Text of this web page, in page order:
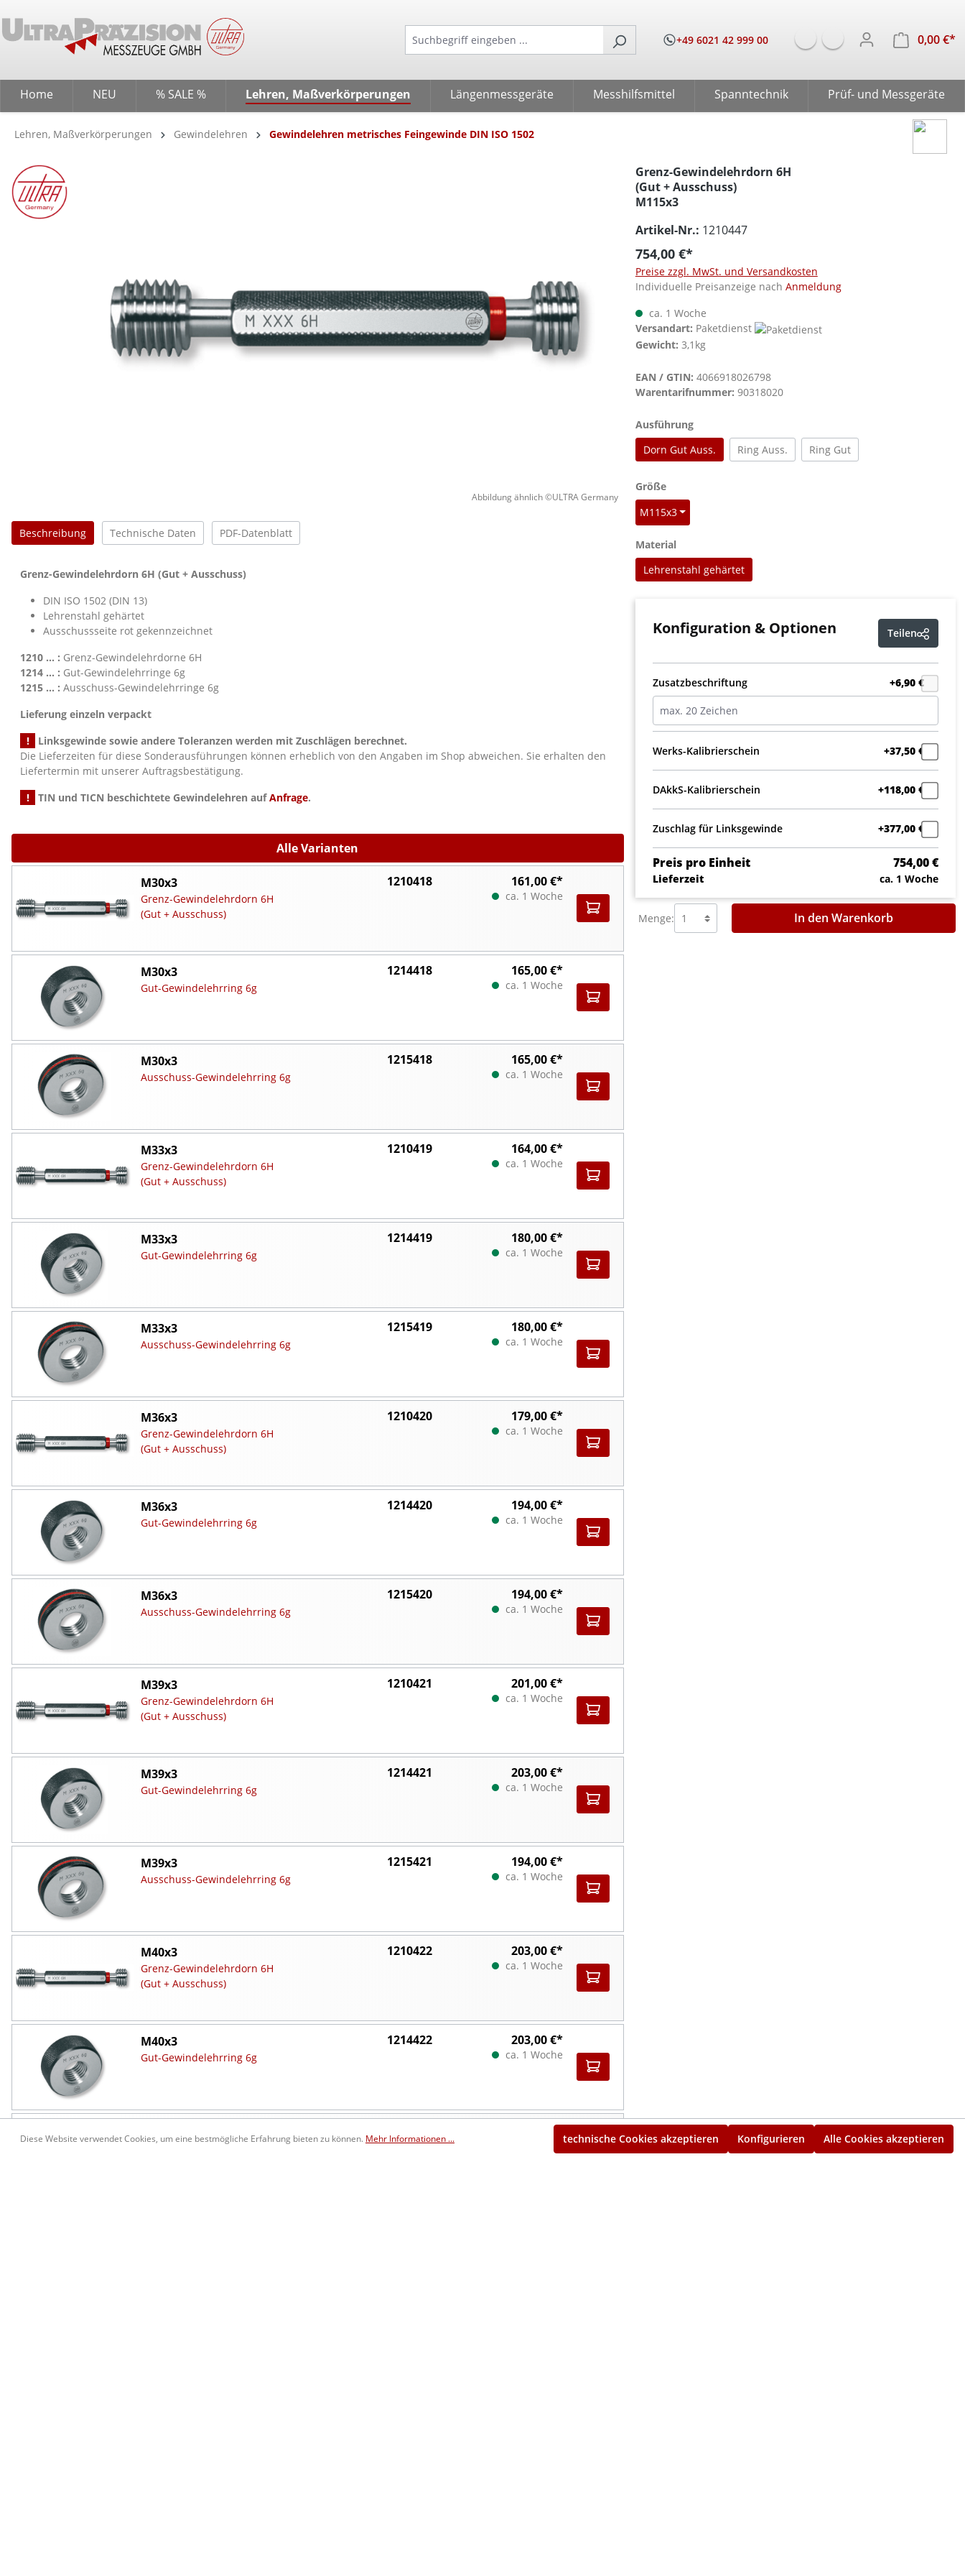
Zur Hauptnavigation springen
+49 6021 42 999 00
0,00 €*
Home NEU % SALE % Lehren, Maßverkörperungen Längenmessgeräte Messhilfsmittel Spanntechnik Prüf- und Messgeräte
Lehren, Maßverkörperungen Gewindelehren Gewindelehren metrisches Feingewinde DIN ISO 1502
Bildergalerie überspringen
Abbildung ähnlich ©ULTRA Germany
Beschreibung Technische Daten PDF-Datenblatt
Grenz-Gewindelehrdorn 6H (Gut + Ausschuss)
DIN ISO 1502 (DIN 13)
Lehrenstahl gehärtet
Ausschussseite rot gekennzeichnet
1210 ... : Grenz-Gewindelehrdorne 6H
1214 ... : Gut-Gewindelehrringe 6g
1215 ... : Ausschuss-Gewindelehrringe 6g
Lieferung einzeln verpackt
!
Linksgewinde sowie andere Toleranzen werden mit Zuschlägen berechnet.
Die Lieferzeiten für diese Sonderausführungen können erheblich von den Angaben im Shop abweichen. Sie erhalten den
Liefertermin mit unserer Auftragsbestätigung.
!
TIN und TICN beschichtete Gewindelehren aufAnfrage.
Grenz-Gewindelehrdorn 6H
(Gut + Ausschuss)
M115x3
Artikel-Nr.: 1210447
754,00 €*
Preise zzgl. MwSt. und Versandkosten
Individuelle Preisanzeige nach Anmeldung
ca. 1 Woche
Versandart: Paketdienst
Gewicht: 3,1kg
EAN / GTIN: 4066918026798
Warentarifnummer: 90318020
Ausführungauswählen
Dorn Gut Auss.
Ring Auss. Ring Gut
Größeauswählen
M115x3
Materialauswählen
Lehrenstahl gehärtet
Konfiguration & Optionen Teilen
Zusatzbeschriftung +6,90 €
Werks-Kalibrierschein +37,50 €
DAkkS-Kalibrierschein +118,00 €
Zuschlag für Linksgewinde +377,00 €
Preis pro Einheit 754,00 €
Lieferzeit ca. 1 Woche
Menge: In den Warenkorb
Alle Varianten
M30x3
Grenz-Gewindelehrdorn 6H
(Gut + Ausschuss)
1210418 161,00 €*
ca. 1 Woche
M30x3
Gut-Gewindelehrring 6g
1214418 165,00 €*
ca. 1 Woche
M30x3
Ausschuss-Gewindelehrring 6g
1215418 165,00 €*
ca. 1 Woche
M33x3
Grenz-Gewindelehrdorn 6H
(Gut + Ausschuss)
1210419 164,00 €*
ca. 1 Woche
M33x3
Gut-Gewindelehrring 6g
1214419 180,00 €*
ca. 1 Woche
M33x3
Ausschuss-Gewindelehrring 6g
1215419 180,00 €*
ca. 1 Woche
M36x3
Grenz-Gewindelehrdorn 6H
(Gut + Ausschuss)
1210420 179,00 €*
ca. 1 Woche
M36x3
Gut-Gewindelehrring 6g
1214420 194,00 €*
ca. 1 Woche
M36x3
Ausschuss-Gewindelehrring 6g
1215420 194,00 €*
ca. 1 Woche
M39x3
Grenz-Gewindelehrdorn 6H
(Gut + Ausschuss)
1210421 201,00 €*
ca. 1 Woche
M39x3
Gut-Gewindelehrring 6g
1214421 203,00 €*
ca. 1 Woche
M39x3
Ausschuss-Gewindelehrring 6g
1215421 194,00 €*
ca. 1 Woche
M40x3
Grenz-Gewindelehrdorn 6H
(Gut + Ausschuss)
1210422 203,00 €*
ca. 1 Woche
M40x3
Gut-Gewindelehrring 6g
1214422 203,00 €*
ca. 1 Woche
Ausschuss-Gewindelehrring 6g
203,00 €*
Diese Website verwendet Cookies, um eine bestmögliche Erfahrung bieten zu können. Mehr Informationen ... technische Cookies akzeptieren Konfigurieren Alle Cookies akzeptieren